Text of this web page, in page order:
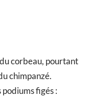
corbeau, pourtant
chimpanzé.
figés :